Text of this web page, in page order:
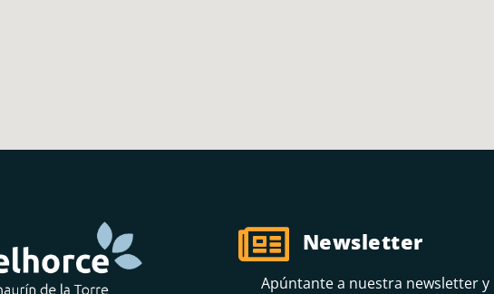
 Newsletter
Apúntante a nuestra newsletter y